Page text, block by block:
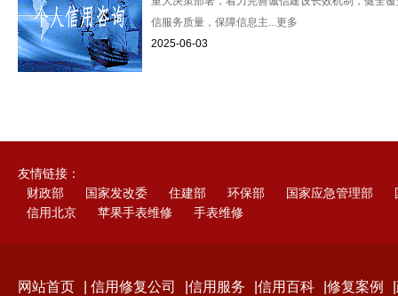
信服务质量，保障信息主...更多
2025-06-03
友情链接：
财政部
国家发改委 住建部 环保部 国家应急管理部
信用北京
苹果手表维修 手表维修
网站首页 信用修复公司 信用服务 信用百科 修复案例